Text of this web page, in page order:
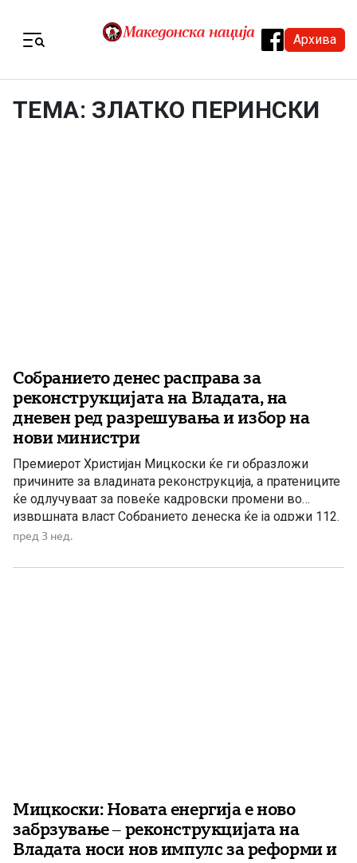
Архива
ТЕМА: ЗЛАТКО ПЕРИНСКИ
Собранието денес расправа за
реконструкцијата на Владата, на
дневен ред разрешувања и избор на
нови министри
Премиерот Христијан Мицкоски ќе ги образложи
причините за владината реконструкција, а пратениците
ќе одлучуваат за повеќе кадровски промени во
извршната власт Собранието денеска ќе ја одржи 112.
седница, на чиј дневен ред како централна точка е
расправаат за предлозите за разрешување на повеќе
пред 3 нед.
Мицкоски: Новата енергија е ново
забрзување – реконструкцијата на
Владата носи нов импулс за реформи и